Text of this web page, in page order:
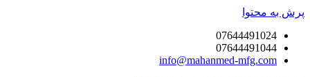
پرش به محتوا
07644491024
07644491044
info@mahanmed-mfg.com